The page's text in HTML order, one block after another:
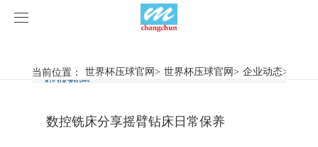
世界杯压球官网
旋弧焊机
产品视频
当前位置： 世界杯压球官网> 世界杯压球官网> 企业动态>
行业新闻
企业动态
数控铣床分享摇臂钻床日常保养